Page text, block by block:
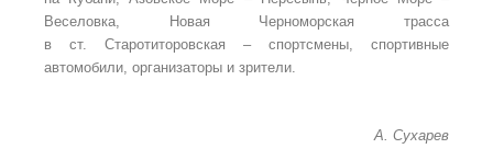
Веселовка, Новая Черноморская трасса
в ст. Старотиторовская – спортсмены, спортивные
автомобили, организаторы и зрители.
А. Сухарев